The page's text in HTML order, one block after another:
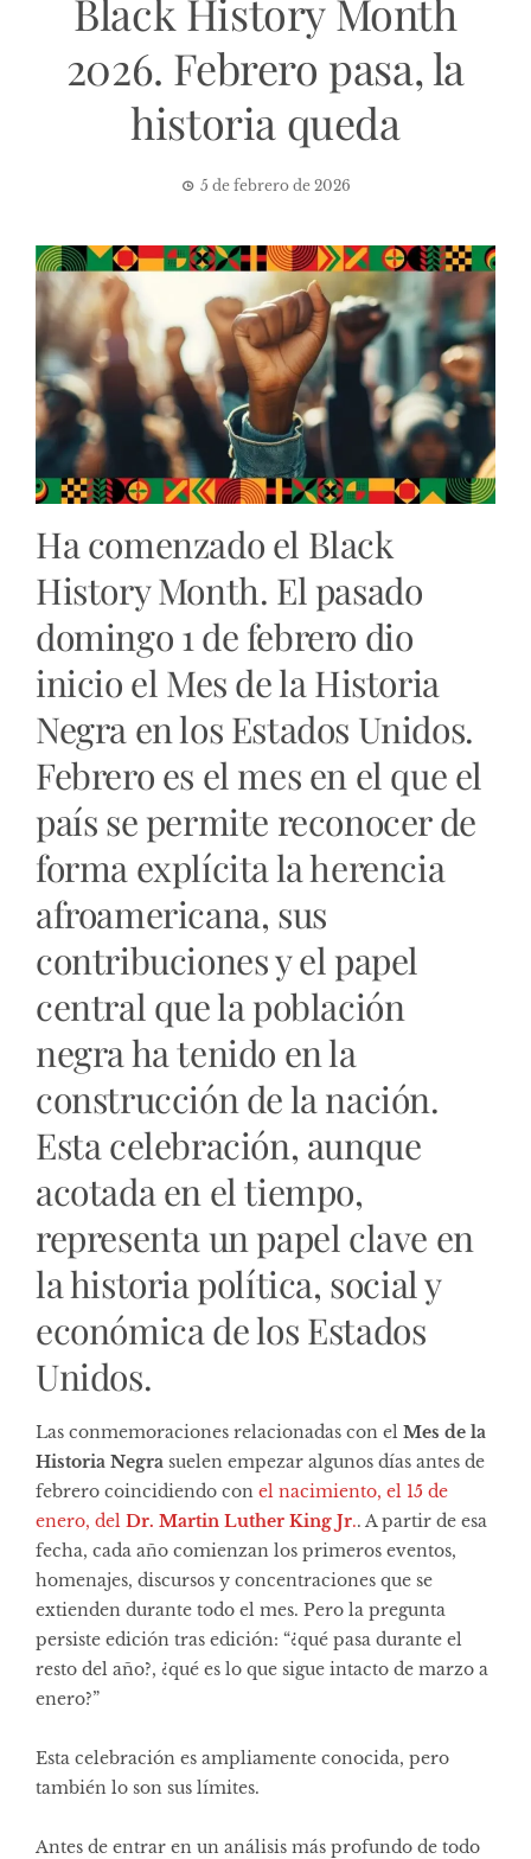
Black History Month
2026. Febrero pasa, la
historia queda
5 de febrero de 2026
Ha comenzado el Black
History Month. El pasado
domingo 1 de febrero dio
inicio el Mes de la Historia
Negra en los Estados Unidos.
Febrero es el mes en el que el
país se permite reconocer de
forma explícita la herencia
afroamericana, sus
contribuciones y el papel
central que la población
negra ha tenido en la
construcción de la nación.
Esta celebración, aunque
acotada en el tiempo,
representa un papel clave en
la historia política, social y
económica de los Estados
Unidos.
Las conmemoraciones relacionadas con el Mes de la
Historia Negra suelen empezar algunos días antes de
febrero coincidiendo con el nacimiento, el 15 de
enero, del Dr. Martin Luther King Jr.. A partir de esa
fecha, cada año comienzan los primeros eventos,
homenajes, discursos y concentraciones que se
extienden durante todo el mes. Pero la pregunta
persiste edición tras edición: “¿qué pasa durante el
resto del año?, ¿qué es lo que sigue intacto de marzo a
enero?”
Esta celebración es ampliamente conocida, pero
también lo son sus límites.
Antes de entrar en un análisis más profundo de todo